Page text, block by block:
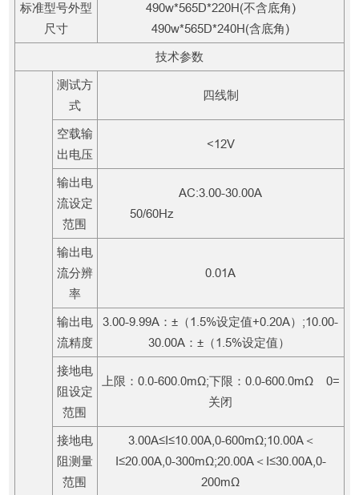
标准型号外型
尺寸
490w*565D*220H(不含底角)
490w*565D*240H(含底角)
技术参数
测试方
式
四线制
空载输
出电压
<12V
输出电
流设定
范围
AC:3.00-30.00A
50/60Hz
输出电
流分辨
率
0.01A
输出电
流精度
3.00-9.99A：±（1.5%设定值+0.20A）;10.00-
30.00A：±（1.5%设定值）
接地电
阻设定
范围
上限：0.0-600.0mΩ;下限：0.0-600.0mΩ 0=
关闭
接地电
阻测量
范围
3.00A≤I≤10.00A,0-600mΩ;10.00A＜
I≤20.00A,0-300mΩ;20.00A＜I≤30.00A,0-
200mΩ